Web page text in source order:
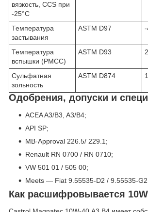
вязкость, CCS при
-25°C
Температура
застывания
ASTM D97 -
Температура
вспышки (PMCC)
ASTM D93
Сульфатная
зольность
ASTM D874
Одобрения, допуски и
ACEA A3/B3, A3/B4;
API SP;
MB-Approval 226.5/ 229.1;
Renault RN 0700 / RN 0710;
VW 501 01 / 505 00;
Meets — Fiat 9.55535-D2 / 9.55535-G2
Как расшифровывается